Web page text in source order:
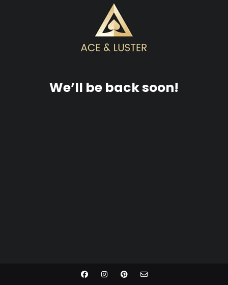
We’ll be back soon!